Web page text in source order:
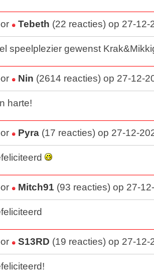
Tebeth (22 reacties) op 27-12-
speelplezier gewenst
Nin (2614 reacties) op 27-12-
harte!
Pyra (17 reacties) op 27-12-
Mitch91 (93 reacties) op 27-
S13RD (19 reacties) op 27-12-